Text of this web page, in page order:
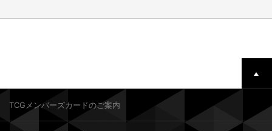
TCGメンバーズカードのご案内